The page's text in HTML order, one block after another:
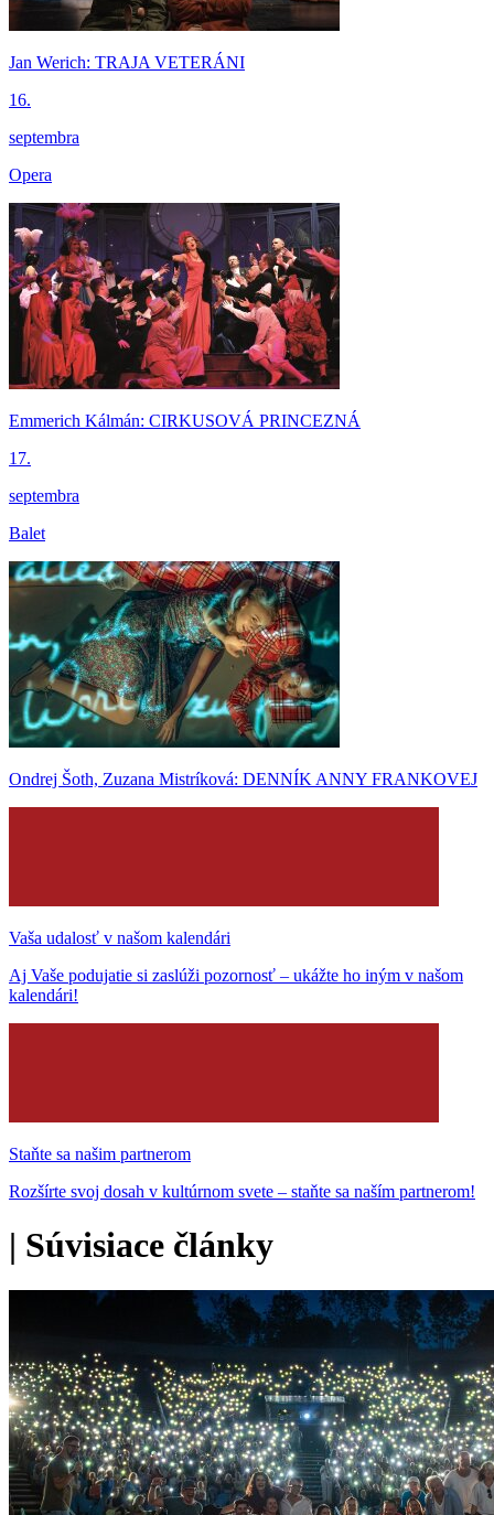
Jan Werich: TRAJA VETERÁNI
16.
septembra
Opera
Emmerich Kálmán: CIRKUSOVÁ PRINCEZNÁ
17.
septembra
Balet
Ondrej Šoth, Zuzana Mistríková: DENNÍK ANNY FRANKOVEJ
Vaša udalosť v našom kalendári
Aj Vaše podujatie si zaslúži pozornosť – ukážte ho iným v našom
kalendári!
Staňte sa našim partnerom
Rozšírte svoj dosah v kultúrnom svete – staňte sa naším partnerom!
| Súvisiace články